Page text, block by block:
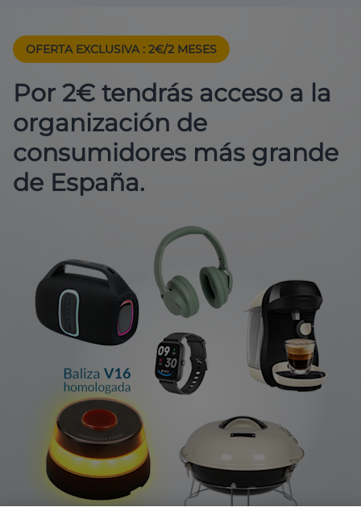
OFERTA EXCLUSIVA : 2€/2 MESES
Por 2€ tendrás acceso a la
organización de
consumidores más grande
de España.